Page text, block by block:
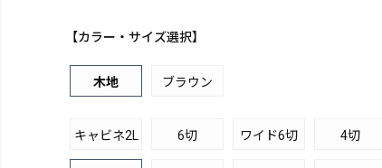
【カラー・サイズ選択】
木地 ブラウン
キャビネ2L 6切 ワイド6切 4切